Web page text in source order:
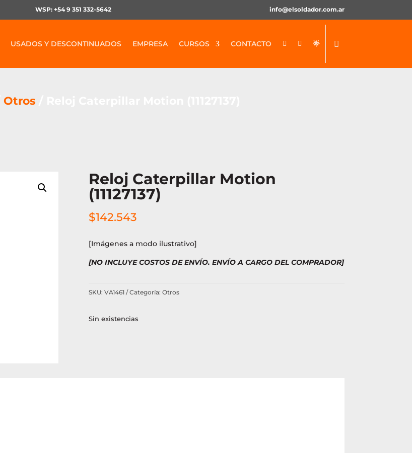
WSP: +54 9 351 332-5642 info@elsoldador.com.ar
USADOS Y DESCONTINUADOS EMPRESA CURSOS CONTACTO   🌟
Otros
Reloj Caterpillar Motion
(11127137)
$142.543
[Imágenes a modo ilustrativo]
[NO INCLUYE COSTOS DE ENVÍO. ENVÍO A CARGO DEL COMPRADOR]
SKU: VA1461 Categoría: Otros
Sin existencias